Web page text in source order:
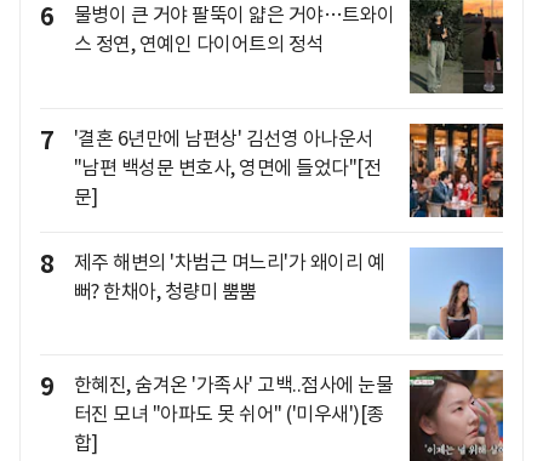
6
물병이 큰 거야 팔뚝이 얇은 거야…트와이
스 정연, 연예인 다이어트의 정석
7
'결혼 6년만에 남편상' 김선영 아나운서
"남편 백성문 변호사, 영면에 들었다"[전
문]
8
제주 해변의 '차범근 며느리'가 왜이리 예
뻐? 한채아, 청량미 뿜뿜
9
한혜진, 숨겨온 '가족사' 고백..점사에 눈물
터진 모녀 "아파도 못 쉬어" ('미우새')[종
합]